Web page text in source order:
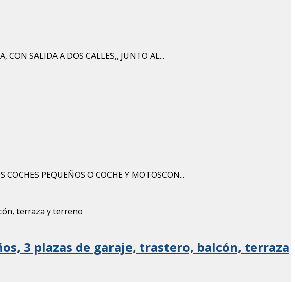
CON SALIDA A DOS CALLES,, JUNTO AL...
COCHES PEQUEÑOS O COCHE Y MOTOSCON...
3 plazas de garaje, trastero, balcón, terraza